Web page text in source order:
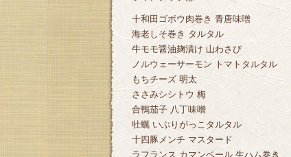
十和田ゴボウ肉巻き 青唐味噌
海老しそ巻き タルタル
牛モモ醤油麹漬け 山わさび
ノルウェーサーモン トマトタルタル
もちチーズ 明太
ささみシシトウ 梅
合鴨茄子 八丁味噌
牡蠣 いぶりがっこタルタル
十四豚メンチ マスタード
ラフランス カマンベール 生ハム巻き